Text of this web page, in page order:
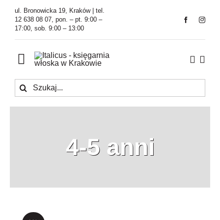
Przejdź
zawartości
ul. Bronowicka 19, Kraków | tel.
12 638 08 07, pon. – pt. 9:00 –
17:00, sob. 9:00 – 13:00
Toggle
Navigation
Księgarnia
Tłumaczenia
Szukaj
4-5 anni